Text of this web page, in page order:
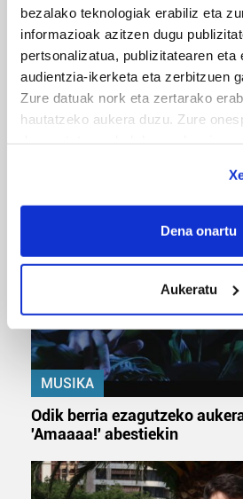
bezalako teknologiak erabiliz eta
informazioak azitzen dugu
pertsonalizatua, publizitatearen eta
audientzia-ikerketa eta zerbitzuen
Zure datuak nork eta zertarako
hautatzeko aukera duzu. Zure
If you allow, we would also like to:
Collect information about
meters
Identify your device by
specific characteristics
Find out more about how your
and set your preferences in the
Guk eta gure bazkideek zure datu
prozesatzen ditugu, zure IP
teknologia erabiliz, cookieak
pertsonalizatuak eskaintzeko,
neurtzeko, jendeari buruzko
Dena onartu
Aukeratu
URBIAKO FESTA
Urbiako zelaiak erromeria
MUSIKA
Odik berria ezagutzeko
'Amaaaa!' abestiekin